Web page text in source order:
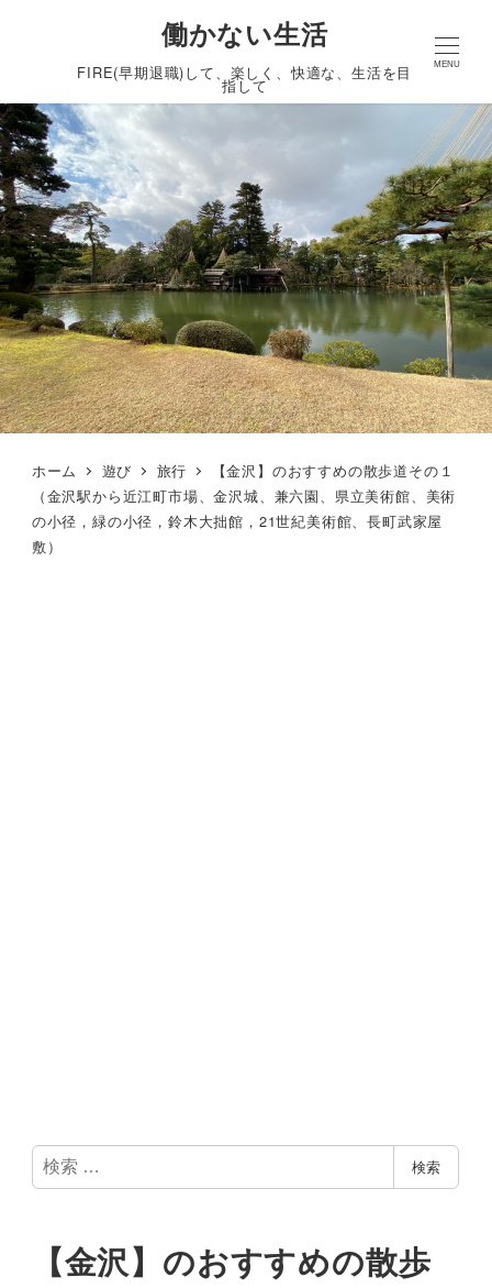
働かない生活
FIRE(早期退職)して、楽しく、快適な、生活を目
指して
MENU
ホーム 遊び 旅行
【金沢】のおすすめの散歩道その１
（金沢駅から近江町市場、金沢城、兼六園、県立美術館、美術
の小径，緑の小径，鈴木大拙館，21世紀美術館、長町武家屋
敷）
検
索
検索
【金沢】のおすすめの散歩